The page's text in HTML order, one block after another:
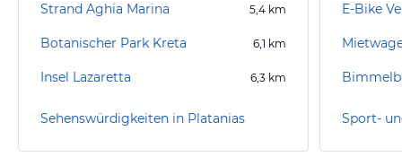
Strand Aghia Marina 5,4 km
Botanischer Park Kreta 6,1 km
Insel Lazaretta 6,3 km
Sehenswürdigkeiten in Platanias
E-Bike